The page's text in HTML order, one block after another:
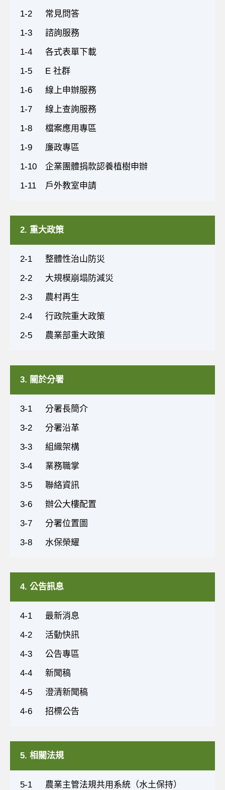
1-2
常見問答
1-3
諮詢服務
1-4
各式表單下載
1-5
E 社群
1-6
線上申辦服務
1-7
線上查詢服務
1-8
檔案應用專區
1-9
廉政專區
1-10
企業團體捐款認養植樹申辦
1-11
戶外教室申請
2. 重大政策
2-1
整體性治山防災
2-2
大規模崩塌防減災
2-3
農村再生
2-4
行政院重大政策
2-5
農業部重大政策
3. 關於分署
3-1
分署長簡介
3-2
分署沿革
3-3
組織架構
3-4
業務職掌
3-5
聯絡資訊
3-6
辦公大樓配置
3-7
分署位置圖
3-8
水保榮耀
4. 公告訊息
4-1
最新消息
4-2
活動快訊
4-3
公告專區
4-4
新聞稿
4-5
澄清新聞稿
4-6
招標公告
5. 相關法規
5-1 農業主管法規共用系統（水土保持）